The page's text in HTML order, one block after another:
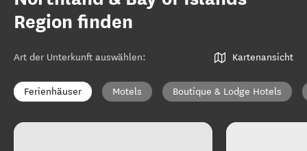
Region finden
Art der Unterkunft auswählen: Kartenansicht
Ferienhäuser Motels Boutique & Lodge Hotels